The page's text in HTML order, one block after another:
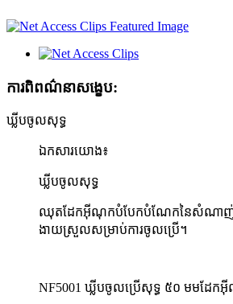
ការពិពណ៌នាសង្ខេប:
ឃ្លីបចូលសុទ្ធ
ឯកសារយោង៖
ឃ្លីបចូលសុទ្ធ
ឈុតដែកអ៊ីណុកបំបែកបំណែកនៃសំណាញ់ដើ
ងាយស្រួលសម្រាប់ការចូលប្រើ។
NF5001 ឃ្លីបចូលប្រើសុទ្ធ ៥០ មមដែក